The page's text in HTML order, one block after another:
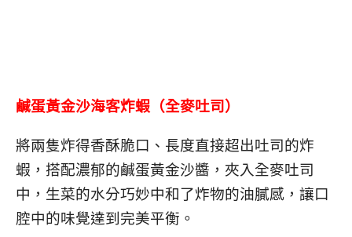
鹹蛋黃金沙海客炸蝦（全麥吐司）
將兩隻炸得香酥脆口、長度直接超出吐司的炸
蝦，搭配濃郁的鹹蛋黃金沙醬，夾入全麥吐司
中，生菜的水分巧妙中和了炸物的油膩感，讓口
腔中的味覺達到完美平衡。